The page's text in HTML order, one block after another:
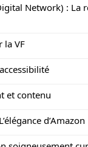
Network) : La
la VF
et contenu
d’Amazon